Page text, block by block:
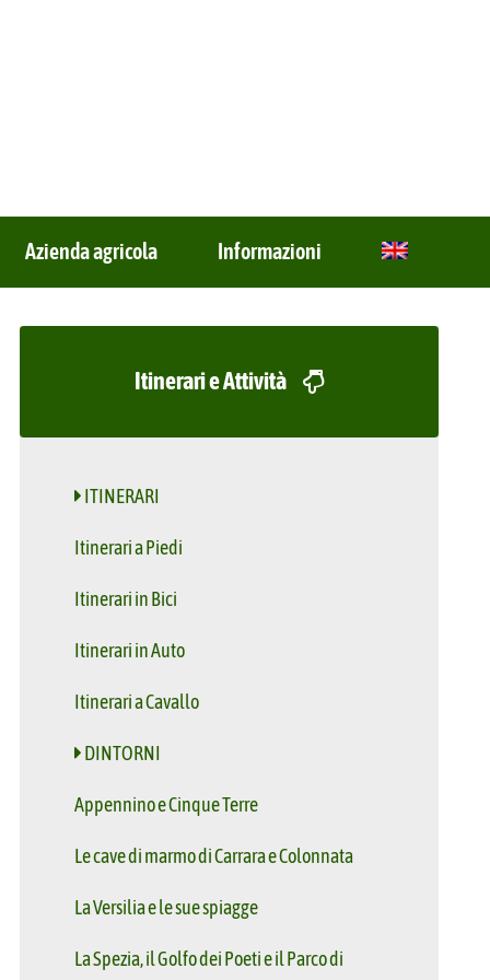
Azienda agricola Informazioni
Itinerari e Attività
ITINERARI
Itinerari a Piedi
Itinerari in Bici
Itinerari in Auto
Itinerari a Cavallo
DINTORNI
Appennino e Cinque Terre
Le cave di marmo di Carrara e Colonnata
La Versilia e le sue spiagge
La Spezia, il Golfo dei Poeti e il Parco di